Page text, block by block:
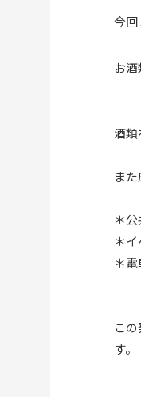
今回
お
酒類
ま
＊
＊
＊
こ
す。